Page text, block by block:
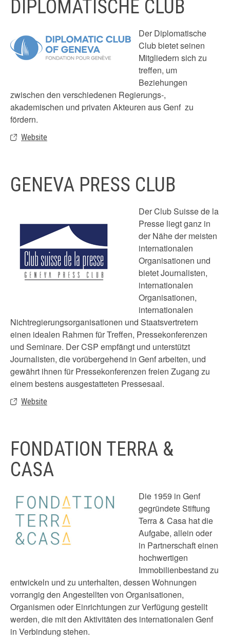
DIPLOMATISCHE CLUB
Der Diplomatische
Club bietet seinen
Mitgliedern sich zu
treffen, um
Beziehungen
zwischen den verschiedenen Regierungs-,
akademischen und privaten Akteuren aus Genf zu
fördern.
Website
GENEVA PRESS CLUB
Der Club Suisse de la
Presse liegt ganz in
der Nähe der meisten
internationalen
Organisationen und
bietet Journalisten,
internationalen
Organisationen,
internationalen
Nichtregierungsorganisationen und Staatsvertretern
einen idealen Rahmen für Treffen, Pressekonferenzen
und Seminare. Der CSP empfängt und unterstützt
Journalisten, die vorübergehend in Genf arbeiten, und
gewährt ihnen für Pressekonferenzen freien Zugang zu
einem bestens ausgestatteten Pressesaal.
Website
FONDATION TERRA &
CASA
Die 1959 in Genf
gegründete Stiftung
Terra & Casa hat die
Aufgabe, allein oder
in Partnerschaft einen
hochwertigen
Immobilienbestand zu
entwickeln und zu unterhalten, dessen Wohnungen
vorrangig den Angestellten von Organisationen,
Organismen oder Einrichtungen zur Verfügung gestellt
werden, die mit den Aktivitäten des internationalen Genf
in Verbindung stehen.